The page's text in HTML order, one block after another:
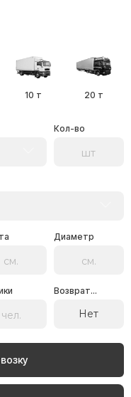
10 т 20 т
Кол-во
Диаметр
Возврат...
Нет